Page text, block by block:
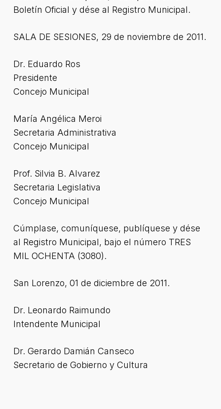
Boletín Oficial y dése al Registro Municipal.
SALA DE SESIONES, 29 de noviembre de 2011.
Dr. Eduardo Ros
Presidente
Concejo Municipal
María Angélica Meroi
Secretaria Administrativa
Concejo Municipal
Prof. Silvia B. Alvarez
Secretaria Legislativa
Concejo Municipal
Cúmplase, comuníquese, publíquese y dése
al Registro Municipal, bajo el número TRES
MIL OCHENTA (3080).
San Lorenzo, 01 de diciembre de 2011.
Dr. Leonardo Raimundo
Intendente Municipal
Dr. Gerardo Damián Canseco
Secretario de Gobierno y Cultura